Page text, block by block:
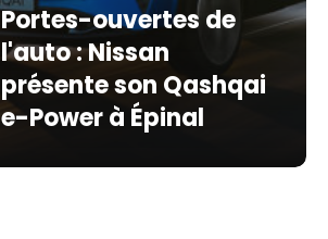
Portes-ouvertes de
l'auto : Nissan
présente son Qashqai
e-Power à Épinal